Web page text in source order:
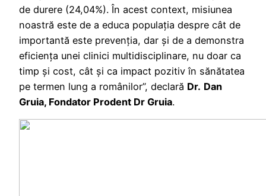
de durere (24,04%). În acest context, misiunea
noastră este de a educa populația despre cât de
importantă este prevenția, dar și de a demonstra
eficiența unei clinici multidisciplinare, nu doar ca
timp și cost, cât și ca impact pozitiv în sănătatea
pe termen lung a românilor”, declară Dr. Dan
Gruia, Fondator Prodent Dr Gruia.